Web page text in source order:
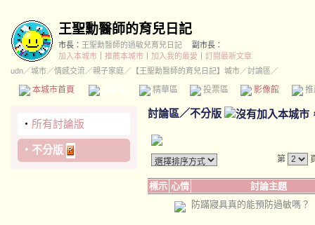
王聖勳醫師的育兒日記
市長： 王聖勳醫師的過敏兒育兒日記
副市長：
加入本城市
推薦本城市 加入我的最愛
訂閱最新文章
udn／城市／情感交流／親子家庭／ 【王聖勳醫師的育兒日記】城市／討論區／
本城市首頁 精華區 投票區 影像館
‧ 所有討論版
‧ 不分版
討論區／不分版
第
標示 心情
討論主題
防蹣寢具真的能預防過敏嗎？